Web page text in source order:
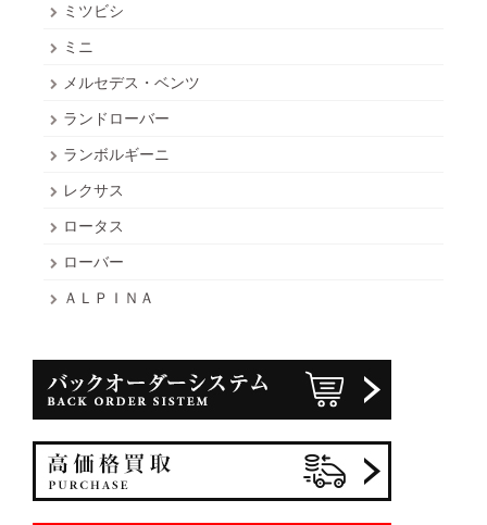
ミツビシ
ミニ
メルセデス・ベンツ
ランドローバー
ランボルギーニ
レクサス
ロータス
ローバー
ＡＬＰＩＮＡ